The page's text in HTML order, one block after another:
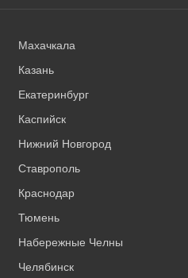
Махачкала
Казань
Екатеринбург
Каспийск
Нижний Новгород
Ставрополь
Краснодар
Тюмень
Набережные Челны
Челябинск